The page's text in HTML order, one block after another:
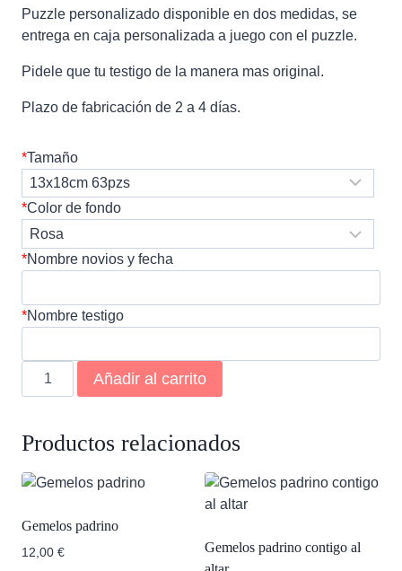
Puzzle personalizado disponible en dos medidas, se
entrega en caja personalizada a juego con el puzzle.
Pidele que tu testigo de la manera mas original.
Plazo de fabricación de 2 a 4 días.
*Tamaño
*Color de fondo
*Nombre novios y fecha
*Nombre testigo
Puzzle
testigo
mi
cantidad
Añadir al carrito
Productos relacionados
Gemelos padrino
12,00 €
Gemelos padrino contigo al